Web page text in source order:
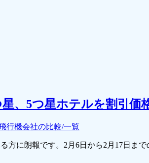
、5つ星ホテルを割引価
行機会社の比較/一覧
方に朗報です。2月6日から2月17日ま